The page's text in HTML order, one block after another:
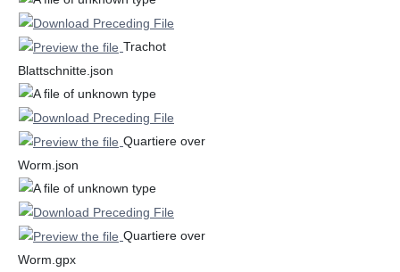
Trachot
Blattschnitte.json
Quartiere over
Worm.json
Quartiere over
Worm.gpx